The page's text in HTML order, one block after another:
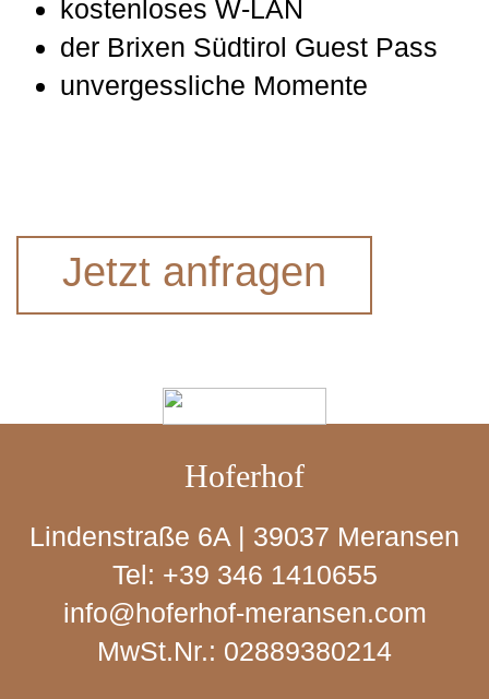
kostenloses W-LAN
der Brixen Südtirol Guest Pass
unvergessliche Momente
Jetzt anfragen
Hoferhof
Lindenstraße 6A | 39037 Meransen
Tel: +39 346 1410655
info@hoferhof-meransen.com
MwSt.Nr.: 02889380214